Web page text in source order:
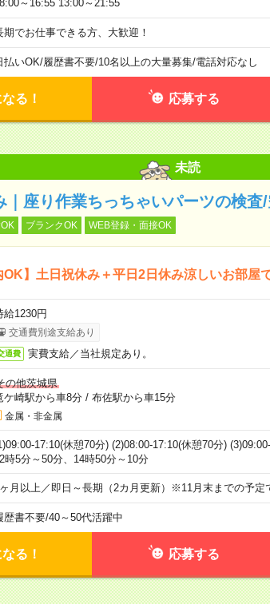
～16:55 13:00～21:55
期でお仕事できる方、大歓迎！
払いOK/履歴書不要/10名以上の大量募集/電話対応なし
る！ 応募する
未読
｜座り作業ちっちゃいパーツの検査
ブランクOK WEB登録・面接OK
OK】土日祝休み＋平日2日休み涼しいお部屋
給1230円
交通費別途支給あり
通費 実費支給／当社規定あり。
の他茨城県
ケ崎駅から車8分/ 布佐駅から車15分
金属・非金属
17:10(休憩70分) (2)08:00-17:10(休憩70分)
時5分～50分、14時50分～10分
月以上／即日～長期（2カ月更新）※11月末までの予定
歴書不要/40～50代活躍中
る！ 応募する